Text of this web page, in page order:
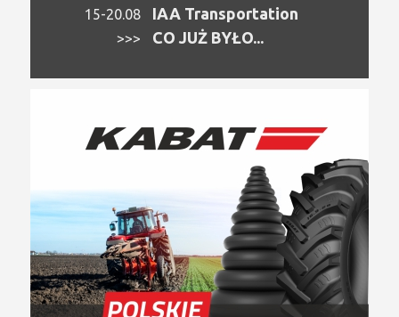
15-20.08 IAA Transportation
>>> CO JUŻ BYŁO...